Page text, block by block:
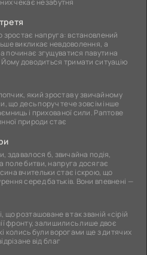
зростає напруга: встановлений
викликає невдоволення, а
починає згущуватися павутина
Йому доводиться тримати ситуацію
який зростав у звичайному
що десь поруч тече зовсім інше
і прихованої сили. Раптове
природи стає
здавалося б, звичайна подія,
поле битви, напруга досягає
вчительки стає іскрою, що
серед батьків. Вони впевнені —
що розташоване в так званій «сірій
фронту, залишились лише двоє
колись були ворогами ще з дитячих
від благ